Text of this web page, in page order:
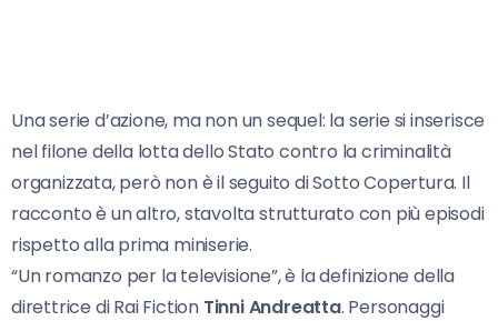
Una serie d’azione, ma non un sequel: la serie si inserisce
nel filone della lotta dello Stato contro la criminalità
organizzata, però non è il seguito di Sotto Copertura. Il
racconto è un altro, stavolta strutturato con più episodi
rispetto alla prima miniserie.
“Un romanzo per la televisione”, è la definizione della
direttrice di Rai Fiction Tinni Andreatta. Personaggi